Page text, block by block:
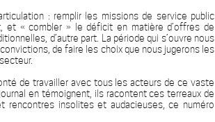
: remplir les missions de service public
et « combler » le déficit en matière d’offres de
d’autre part. La période qui s’ouvre nous
de faire les choix que nous jugerons les
de travailler avec tous les acteurs de ce vaste
en témoignent, ils racontent ces terreaux de
rencontres insolites et audacieuses, ce numéro